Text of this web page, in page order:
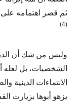
ثم قصر اهتمامه على
(4)
وليس من شك أن
الشخصيات، بل لعله
الانتماءات الدينية
يزهو أبوها بزيارت